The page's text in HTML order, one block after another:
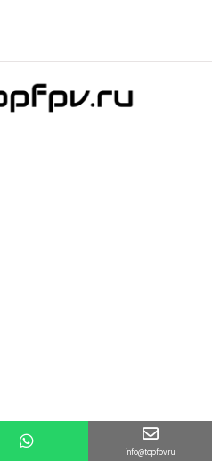
info@topfpv.ru